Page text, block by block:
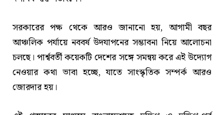
সরকারের পক্ষ থেকে আরও জানানো হয়, আগামী বছর
আঞ্চলিক পর্যায়ে নববর্ষ উদযাপনের সম্ভাবনা নিয়ে আলোচনা
চলছে। পার্শ্ববর্তী কয়েকটি দেশের সঙ্গে সমন্বয় করে এই উদ্যোগ
নেওয়ার কথা ভাবা হচ্ছে, যাতে সাংস্কৃতিক সম্পর্ক আরও
জোরদার হয়।